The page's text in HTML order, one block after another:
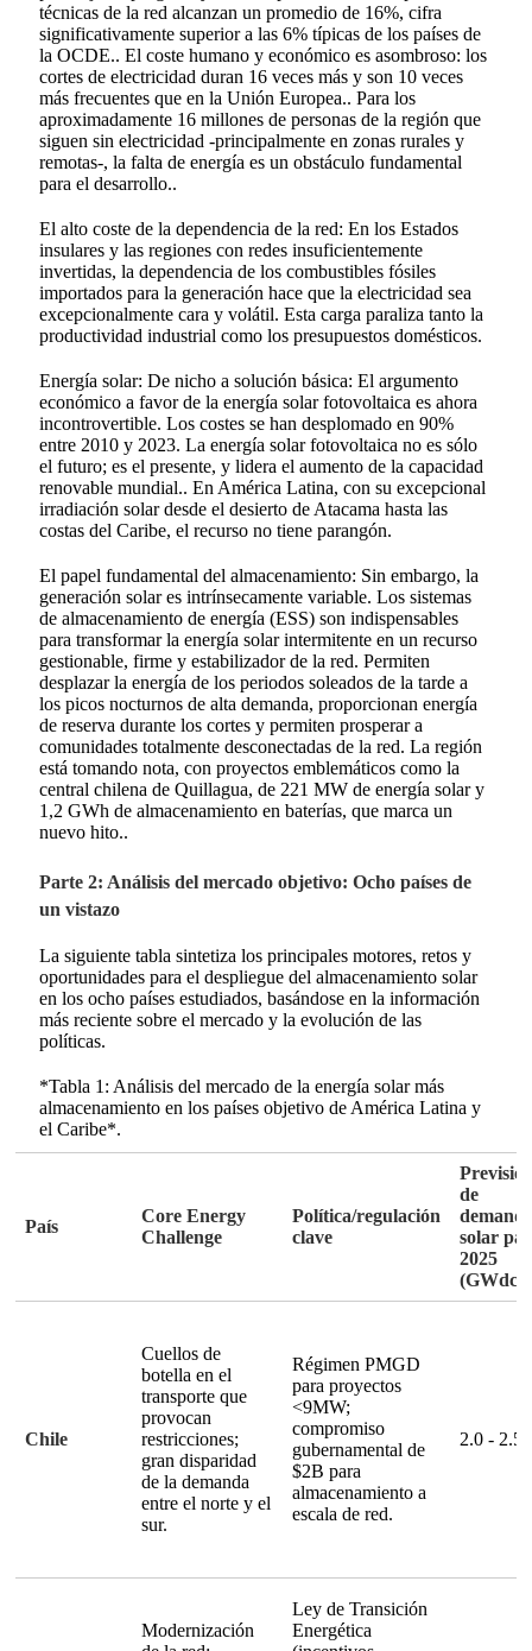
técnicas de la red alcanzan un promedio de 16%, cifra
significativamente superior a las 6% típicas de los países de
la OCDE.. El coste humano y económico es asombroso: los
cortes de electricidad duran 16 veces más y son 10 veces
más frecuentes que en la Unión Europea.. Para los
aproximadamente 16 millones de personas de la región que
siguen sin electricidad -principalmente en zonas rurales y
remotas-, la falta de energía es un obstáculo fundamental
para el desarrollo..
El alto coste de la dependencia de la red: En los Estados
insulares y las regiones con redes insuficientemente
invertidas, la dependencia de los combustibles fósiles
importados para la generación hace que la electricidad sea
excepcionalmente cara y volátil. Esta carga paraliza tanto la
productividad industrial como los presupuestos domésticos.
Energía solar: De nicho a solución básica: El argumento
económico a favor de la energía solar fotovoltaica es ahora
incontrovertible. Los costes se han desplomado en 90%
entre 2010 y 2023. La energía solar fotovoltaica no es sólo
el futuro; es el presente, y lidera el aumento de la capacidad
renovable mundial.. En América Latina, con su excepcional
irradiación solar desde el desierto de Atacama hasta las
costas del Caribe, el recurso no tiene parangón.
El papel fundamental del almacenamiento: Sin embargo, la
generación solar es intrínsecamente variable. Los sistemas
de almacenamiento de energía (ESS) son indispensables
para transformar la energía solar intermitente en un recurso
gestionable, firme y estabilizador de la red. Permiten
desplazar la energía de los periodos soleados de la tarde a
los picos nocturnos de alta demanda, proporcionan energía
de reserva durante los cortes y permiten prosperar a
comunidades totalmente desconectadas de la red. La región
está tomando nota, con proyectos emblemáticos como la
central chilena de Quillagua, de 221 MW de energía solar y
1,2 GWh de almacenamiento en baterías, que marca un
nuevo hito..
Parte 2: Análisis del mercado objetivo: Ocho países de
un vistazo
La siguiente tabla sintetiza los principales motores, retos y
oportunidades para el despliegue del almacenamiento solar
en los ocho países estudiados, basándose en la información
más reciente sobre el mercado y la evolución de las
políticas.
*Tabla 1: Análisis del mercado de la energía solar más
almacenamiento en los países objetivo de América Latina y
el Caribe*.
País
Core Energy
Challenge
Política/regulación
clave
de
solar
2025
(GWdc)
Chile
Cuellos de
botella en el
transporte que
provocan
restricciones;
gran disparidad
de la demanda
entre el norte y el
sur.
Régimen PMGD
para proyectos
<9MW;
compromiso
gubernamental de
$2B para
almacenamiento a
escala de red.
2.0 - 2.5
Modernización
Ley de Transición
Energética